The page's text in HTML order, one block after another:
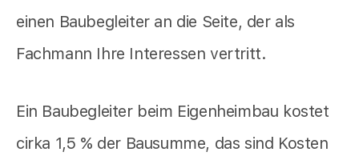
einen Baubegleiter an die Seite, der als
Fachmann Ihre Interessen vertritt.
Ein Baubegleiter beim Eigenheimbau kostet
cirka 1,5 % der Bausumme, das sind Kosten